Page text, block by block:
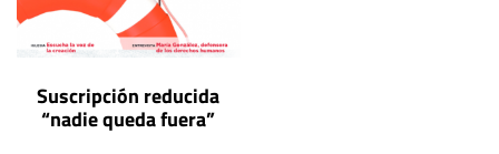
Suscripción reducida
“nadie queda fuera”